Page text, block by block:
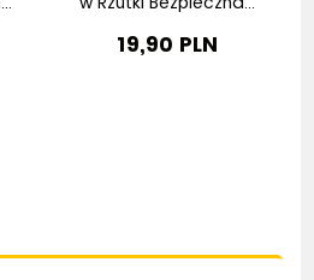
19,90 PLN